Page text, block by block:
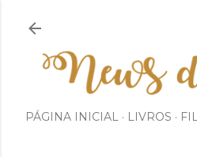
PÁGINA INICIAL LIVROS